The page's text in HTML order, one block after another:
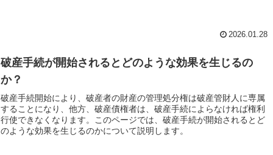
2026.01.28
破産手続が開始されるとどのような効果を生じるの
か？
破産手続開始により、破産者の財産の管理処分権は破産管財人に専属
することになり、他方、破産債権者は、破産手続によらなければ権利
行使できなくなります。このページでは、破産手続が開始されるとど
のような効果を生じるのかについて説明します。